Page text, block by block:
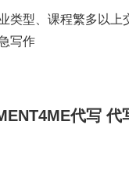
类型、课程繁多以上
写作
代写代